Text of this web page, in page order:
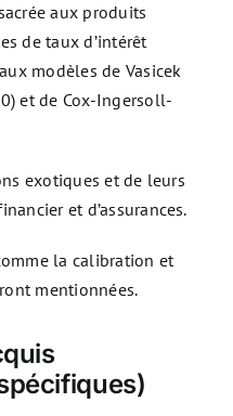
aux produits
de taux d’intérêt
modèles de Vasicek
et de Cox-Ingersoll-
exotiques et de leurs
et d’assurances.
la calibration et
mentionnées.